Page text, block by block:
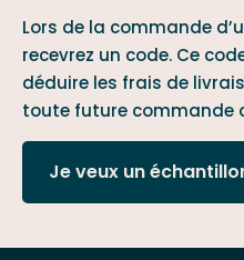
Lors de la commande
recevrez un code. Ce
déduire les frais de
toute future commande
Je veux un